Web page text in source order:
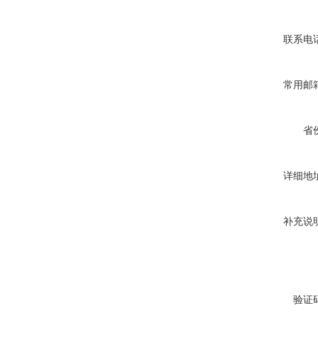
联系电
常用邮
省
详细地
补充说
验证